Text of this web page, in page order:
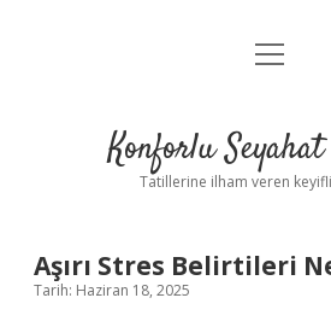
Anasayfa
Yasal Uyarı
menüyü
Konforlu
Tatillerine ilham veren
Aşırı Stres Belirtileri
Tarih: Haziran 18, 2025